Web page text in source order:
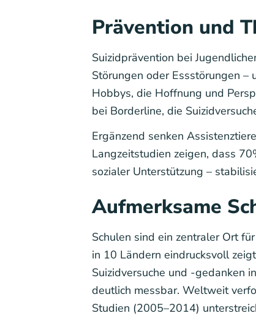
Prävention und
Suizidprävention bei
Störungen oder Essstörungen
Hobbys, die Hoffnung und
bei Borderline, die
Ergänzend senken
Langzeitstudien zeigen, dass
sozialer Unterstützung –
Aufmerksame
Schulen sind ein zentraler Ort
in 10 Ländern eindrucksvoll
Suizidversuche und -gedanken
deutlich messbar. Weltweit
Studien (2005–2014)